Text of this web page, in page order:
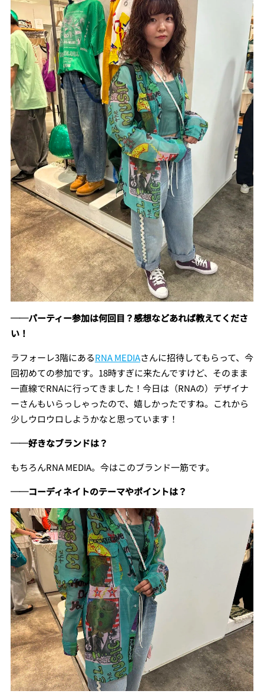
──パーティー参加は何回目？感想などあれば教えてくださ
い！
ラフォーレ3階にあるRNA MEDIAさんに招待してもらって、今
回初めての参加です。18時すぎに来たんですけど、そのまま
一直線でRNAに行ってきました！今日は（RNAの）デザイナ
ーさんもいらっしゃったので、嬉しかったですね。これから
少しウロウロしようかなと思っています！
──好きなブランドは？
もちろんRNA MEDIA。今はこのブランド一筋です。
──コーディネイトのテーマやポイントは？